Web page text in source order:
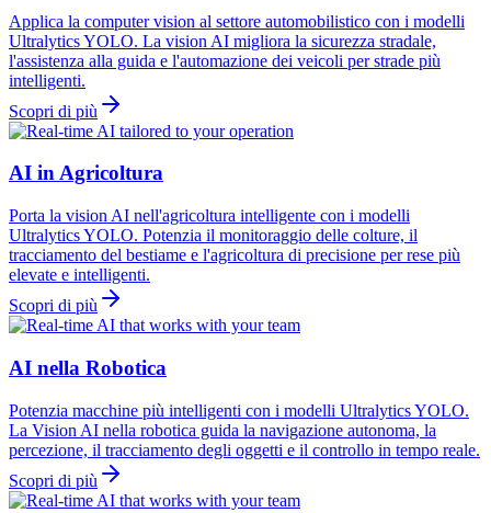
Applica la computer vision al settore automobilistico con i modelli
Ultralytics YOLO. La vision AI migliora la sicurezza stradale,
l'assistenza alla guida e l'automazione dei veicoli per strade più
intelligenti.
Scopri di più
AI in Agricoltura
Porta la vision AI nell'agricoltura intelligente con i modelli
Ultralytics YOLO. Potenzia il monitoraggio delle colture, il
tracciamento del bestiame e l'agricoltura di precisione per rese più
elevate e intelligenti.
Scopri di più
AI nella Robotica
Potenzia macchine più intelligenti con i modelli Ultralytics YOLO.
La Vision AI nella robotica guida la navigazione autonoma, la
percezione, il tracciamento degli oggetti e il controllo in tempo reale.
Scopri di più